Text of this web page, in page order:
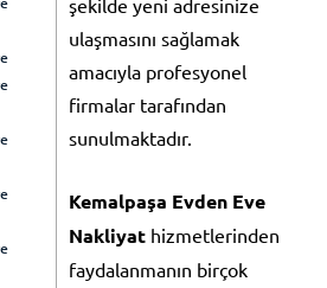
ulaşmasını sağlamak
amacıyla profesyonel
firmalar tarafından
sunulmaktadır.
Kemalpaşa Evden Eve
Nakliyat hizmetlerinden
faydalanmanın birçok